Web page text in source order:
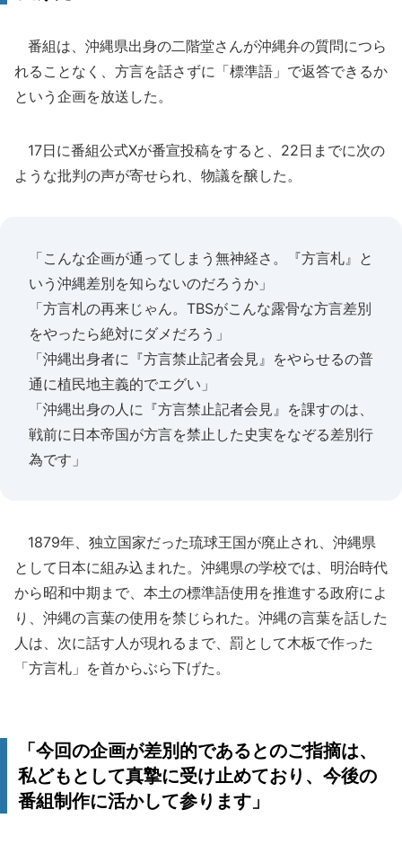
番組は、沖縄県出身の二階堂さんが沖縄弁の質問につら
れることなく、方言を話さずに「標準語」で返答できるか
という企画を放送した。
17日に番組公式Xが番宣投稿をすると、22日までに次の
ような批判の声が寄せられ、物議を醸した。
「こんな企画が通ってしまう無神経さ。『方言札』と
いう沖縄差別を知らないのだろうか」
「方言札の再来じゃん。TBSがこんな露骨な方言差別
をやったら絶対にダメだろう」
「沖縄出身者に『方言禁止記者会見』をやらせるの普
通に植民地主義的でエグい」
「沖縄出身の人に『方言禁止記者会見』を課すのは、
戦前に日本帝国が方言を禁止した史実をなぞる差別行
為です」
1879年、独立国家だった琉球王国が廃止され、沖縄県
として日本に組み込まれた。沖縄県の学校では、明治時代
から昭和中期まで、本土の標準語使用を推進する政府によ
り、沖縄の言葉の使用を禁じられた。沖縄の言葉を話した
人は、次に話す人が現れるまで、罰として木板で作った
「方言札」を首からぶら下げた。
「今回の企画が差別的であるとのご指摘は、
私どもとして真摯に受け止めており、今後の
番組制作に活かして参ります」